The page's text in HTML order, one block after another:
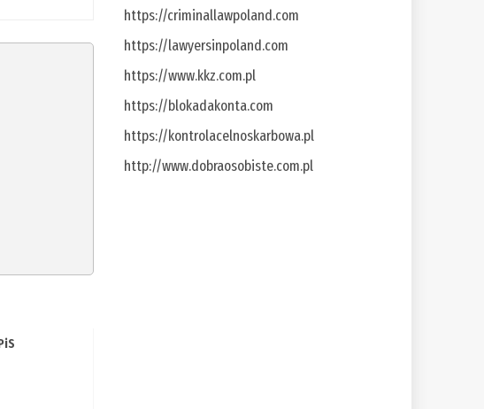
https://criminallawpoland.com
https://lawyersinpoland.com
https://www.kkz.com.pl
https://blokadakonta.com
https://kontrolacelnoskarbowa.pl
http://www.dobraosobiste.com.pl